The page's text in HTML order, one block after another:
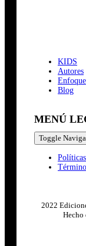
KIDS
Autores
Enfoque
Blog
MENÚ
Toggle
2022
Hecho